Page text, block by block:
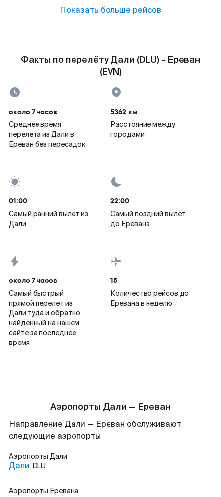
Показать больше рейсов
Факты по перелёту Дали (DLU) - Ереван
(EVN)
около 7 часов
Среднее время
перелета из Дали в
Ереван без пересадок
5362 км
Расстояние между
городами
01:00
Самый ранний вылет из
Дали
22:00
Самый поздний вылет
до Еревана
около 7 часов
Самый быстрый
прямой перелет из
Дали туда и обратно,
найденный на нашем
сайте за последнее
время
15
Количество рейсов до
Еревана в неделю
Аэропорты Дали — Ереван
Направление Дали — Ереван обслуживают
следующие аэропорты
Аэропорты Дали
Дали DLU
Аэропорты Еревана